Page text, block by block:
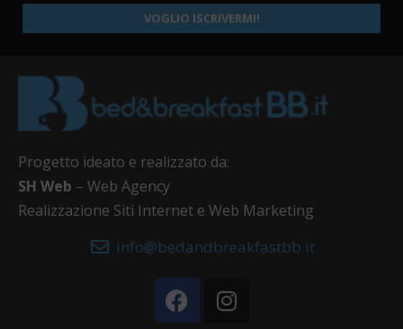
VOGLIO ISCRIVERMI!
Progetto ideato e realizzato da:
SH Web – Web Agency
Realizzazione Siti Internet e Web Marketing
info@bedandbreakfastbb.it